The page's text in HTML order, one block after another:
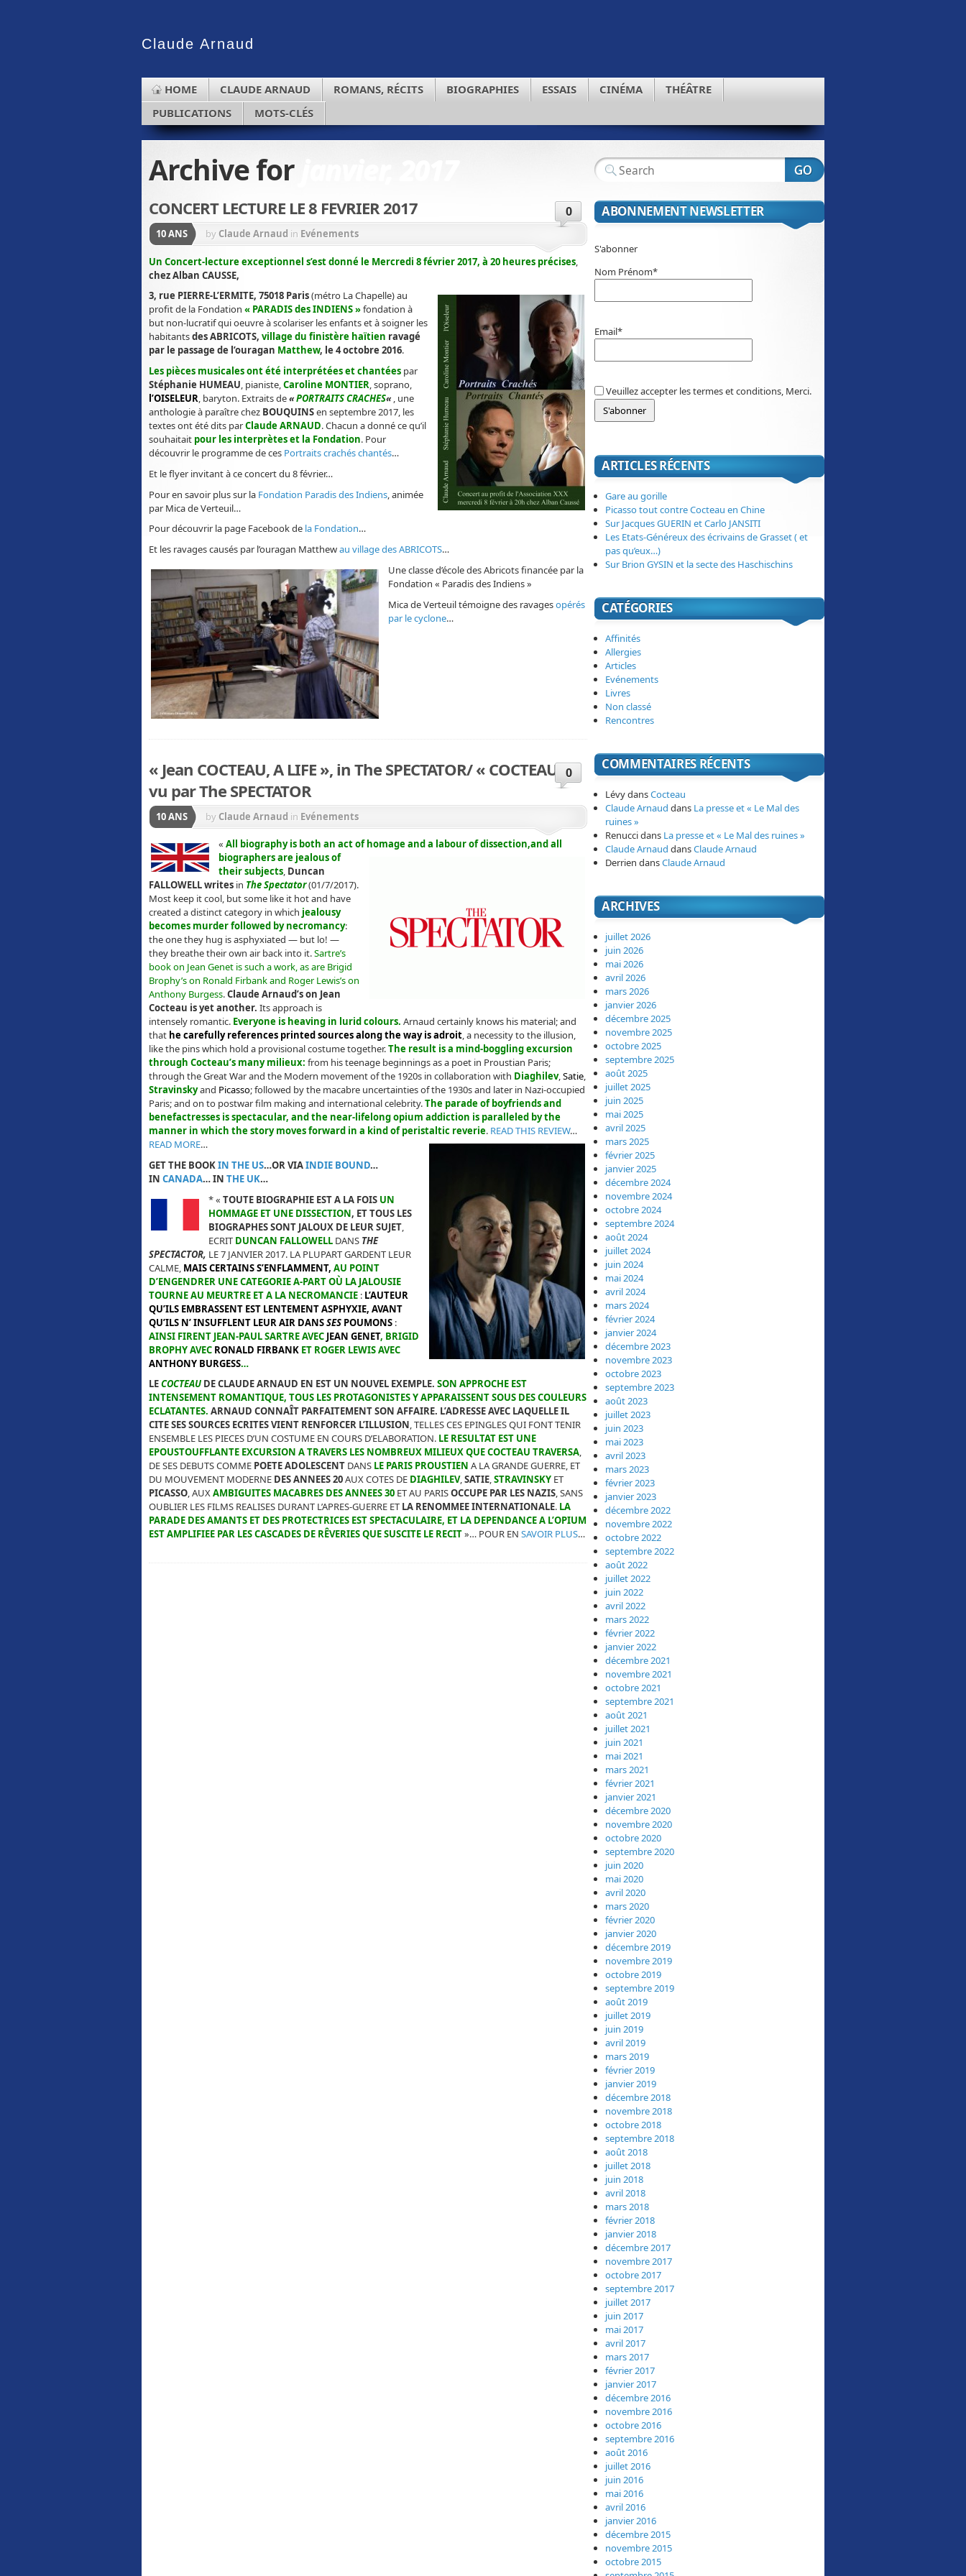
Claude Arnaud
HOME CLAUDE ARNAUD ROMANS, RÉCITS BIOGRAPHIES ESSAIS CINÉMA
THÉÂTRE
PUBLICATIONS
MOTS-CLÉS
Archive for
CONCERT LECTURE LE 8 FEVRIER 2017 0
10 ANS by Claude Arnaud in Evénements
Un Concert-lecture exceptionnel s’est donné le Mercredi 8 février 2017, à 20 heures précises
chez Alban CAUSSE,
3, rue PIERRE-L’ERMITE, 75018 Paris(métro La Chapelle) au
profit de la Fondation « PARADIS des INDIENS »fondation à
but non-lucratif qui oeuvre à scolariser les enfants et à soigner les
habitantsdes ABRICOTS, village du finistère haïtien ravagé
par le passage de l’ouragan Matthew, le 4 octobre 2016.
Les pièces musicales ont été interprétées et chantées par
Stéphanie HUMEAU, pianiste,Caroline MONTIER, soprano,
l’OISELEUR, baryton. Extraits de«PORTRAITS CRACHES« , une
anthologie à paraître chez BOUQUINSen septembre 2017, les
textes ont été dits parClaude ARNAUD. Chacun a donné ce qu’il
souhaitait pour les interprètes et la Fondation. Pour
découvrir le programme de ces Portraits crachés chantés…
Et le flyer invitant à ce concert du 8 février…
Pour en savoir plus sur la Fondation Paradis des Indiens , animée
par Mica de Verteuil…
Pour découvrir la page Facebook de la Fondation…
Et les ravages causés par l’ouragan Matthewau village des ABRICOTS…
Une classe d’école des Abricots financée par la
Fondation « Paradis des Indiens »
Mica de Verteuil témoigne des ravagesopérés
par le cyclone…
« Jean COCTEAU, A LIFE », in The SPECTATOR/ « COCTEAU »
vu par The SPECTATOR
0
10 ANS by Claude Arnaud in Evénements
« All biography is both an act of homage and a labour of dissection,and all
biographers are jealousof
their subjects, Duncan
FALLOWELL writes in The Spectator(01/7/2017).
Most keep it cool, but some like it hot and have
created a distinct category in which jealousy
becomes murder followed by necromancy:
the one they hug is asphyxiated — but lo! —
they breathe their own air back into it.Sartre’s
book on Jean Genet is such a work, as are Brigid
Brophy’s on Ronald Firbank and Roger Lewis’s on
Anthony Burgess.Claude Arnaud’s on Jean
Cocteau is yet another. Its approach is
intensely romantic. Everyone is heaving in lurid colours. Arnaud certainly knows his material; and
that he carefully references printed sources along the way is adroit, a necessity to the illusion,
like the pins which hold a provisional costume together.The result is a mind-boggling excursion
through Cocteau’s many milieux: from his teenage beginnings as a poet in Proustian Paris;
through the Great War and the Modern movement of the 1920s in collaboration with Diaghilev,Satie,
Stravinskyand Picasso; followed by the macabre uncertainties of the 1930s and later in Nazi-occupied
Paris; and on to postwar film making and international celebrity.The parade of boyfriends and
benefactresses is spectacular, and the near-lifelong opium addiction is paralleled by the
manner in which the story moves forward in a kind of peristaltic reverie. READ THIS REVIEW…
READ MORE…
GET THE BOOKIN THE US…OR VIAINDIE BOUND…
IN CANADA… IN THE UK…
*« TOUTE BIOGRAPHIE EST A LA FOIS UN
HOMMAGE ET UNE DISSECTION, ET TOUS LES
BIOGRAPHES SONT JALOUX DE LEUR SUJET
ECRIT DUNCAN FALLOWELL DANS THE
SPECTACTOR, LE 7 JANVIER 2017. LA PLUPART GARDENT LEUR
CALME, MAIS CERTAINS S’ENFLAMMENT, AU POINT
D’ENGENDRER UNE CATEGORIE A-PART OÙ LA JALOUSIE
TOURNE AU MEURTRE ET A LA NECROMANCIE : L’AUTEUR
QU’ILS EMBRASSENT EST LENTEMENT ASPHYXIE, AVANT
QU’ILS N’ INSUFFLENT LEUR AIR DANSSES POUMONS :
AINSI FIRENT JEAN-PAUL SARTRE AVEC JEAN GENET, BRIGID
BROPHY AVEC RONALD FIRBANK ET ROGER LEWIS AVEC
ANTHONY BURGESS…
LECOCTEAU DE CLAUDE ARNAUD EN EST UN NOUVEL EXEMPLE. SON APPROCHE EST
INTENSEMENT ROMANTIQUE, TOUS LES PROTAGONISTES Y APPARAISSENT SOUS DES COULEURS
ECLATANTES. ARNAUD CONNAÎT PARFAITEMENT SON AFFAIRE. L’ADRESSE AVEC LAQUELLE IL
CITE SES SOURCES ECRITES VIENT RENFORCER L’ILLUSION, TELLES CES EPINGLES QUI FONT TENIR
ENSEMBLE LES PIECES D’UN COSTUME EN COURS D’ELABORATION. LE RESULTAT EST UNE
EPOUSTOUFFLANTE EXCURSION A TRAVERS LES NOMBREUX MILIEUX QUE COCTEAU TRAVERSA,
DE SES DEBUTS COMME POETE ADOLESCENT DANS LE PARIS PROUSTIEN A LA GRANDE GUERRE, ET
DU MOUVEMENT MODERNE DES ANNEES 20AUX COTES DE DIAGHILEV,SATIE,STRAVINSKY ET
PICASSO, AUXAMBIGUITES MACABRES DES ANNEES 30 ET AU PARISOCCUPE PAR LES NAZIS, SANS
OUBLIER LES FILMS REALISES DURANT L’APRES-GUERRE ET LA RENOMMEE INTERNATIONALE. LA
PARADE DES AMANTS ET DES PROTECTRICES EST SPECTACULAIRE, ET LA DEPENDANCE A L’OPIUM
EST AMPLIFIEE PAR LES CASCADES DE RÊVERIES QUE SUSCITE LE RECIT»… POUR EN SAVOIR PLUS…
ABONNEMENT NEWSLETTER
S'abonner
Nom Prénom*
Email*
Veuillez accepter les termes et conditions, Merci.
ARTICLES RÉCENTS
Gare au gorille
Picasso tout contre Cocteau en Chine
Sur Jacques GUERIN et Carlo JANSITI
Les Etats-Généreux des écrivains de Grasset ( et
pas qu’eux…)
Sur Brion GYSIN et la secte des Haschischins
CATÉGORIES
Affinités
Allergies
Articles
Evénements
Livres
Non classé
Rencontres
COMMENTAIRES RÉCENTS
LévydansCocteau
Claude Arnaud dans La presse et « Le Mal des
ruines »
Renuccidans La presse et « Le Mal des ruines »
Claude Arnaud dansClaude Arnaud
Derrien dansClaude Arnaud
ARCHIVES
juillet 2026
juin 2026
mai 2026
avril 2026
mars 2026
janvier 2026
décembre 2025
novembre 2025
octobre 2025
septembre 2025
août 2025
juillet 2025
juin 2025
mai 2025
avril 2025
mars 2025
février 2025
janvier 2025
décembre 2024
novembre 2024
octobre 2024
septembre 2024
août 2024
juillet 2024
juin 2024
mai 2024
avril 2024
mars 2024
février 2024
janvier 2024
décembre 2023
novembre 2023
octobre 2023
septembre 2023
août 2023
juillet 2023
juin 2023
mai 2023
avril 2023
mars 2023
février 2023
janvier 2023
décembre 2022
novembre 2022
octobre 2022
septembre 2022
août 2022
juillet 2022
juin 2022
avril 2022
mars 2022
février 2022
janvier 2022
décembre 2021
novembre 2021
octobre 2021
septembre 2021
août 2021
juillet 2021
juin 2021
mai 2021
mars 2021
février 2021
janvier 2021
décembre 2020
novembre 2020
octobre 2020
septembre 2020
juin 2020
mai 2020
avril 2020
mars 2020
février 2020
janvier 2020
décembre 2019
novembre 2019
octobre 2019
septembre 2019
août 2019
juillet 2019
juin 2019
avril 2019
mars 2019
février 2019
janvier 2019
décembre 2018
novembre 2018
octobre 2018
septembre 2018
août 2018
juillet 2018
juin 2018
avril 2018
mars 2018
février 2018
janvier 2018
décembre 2017
novembre 2017
octobre 2017
septembre 2017
juillet 2017
juin 2017
mai 2017
avril 2017
mars 2017
février 2017
janvier 2017
décembre 2016
novembre 2016
octobre 2016
septembre 2016
août 2016
juillet 2016
juin 2016
mai 2016
avril 2016
janvier 2016
décembre 2015
novembre 2015
octobre 2015